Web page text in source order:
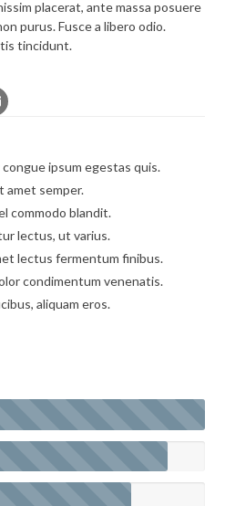
placerat, ante massa posuere
purus. Fusce a libero odio.
tincidunt.
ipsum egestas quis.
amet semper.
commodo blandit.
lectus, ut varius.
lectus fermentum finibus.
condimentum venenatis.
aliquam eros.